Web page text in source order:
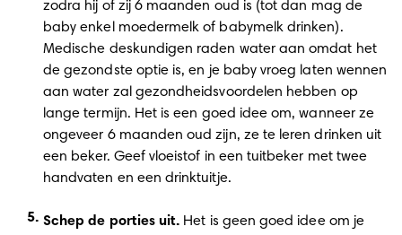
zodra hij of zij 6 maanden oud is (tot dan mag de
baby enkel moedermelk of babymelk drinken).
Medische deskundigen raden water aan omdat het
de gezondste optie is, en je baby vroeg laten wennen
aan water zal gezondheidsvoordelen hebben op
lange termijn. Het is een goed idee om, wanneer ze
ongeveer 6 maanden oud zijn, ze te leren drinken uit
een beker. Geef vloeistof in een tuitbeker met twee
handvaten en een drinktuitje.
Schep de porties uit. Het is geen goed idee om je